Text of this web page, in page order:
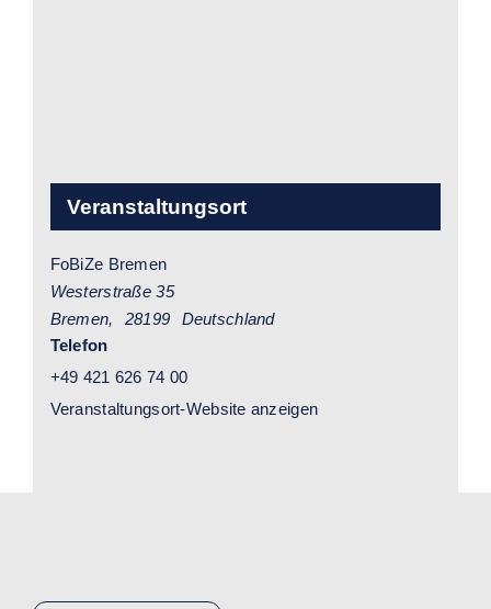
Veranstaltungsort
FoBiZe Bremen
Westerstraße 35
Bremen, 28199
Deutschland
Telefon
+49 421 626 74 00
Veranstaltungsort-Website anzeigen